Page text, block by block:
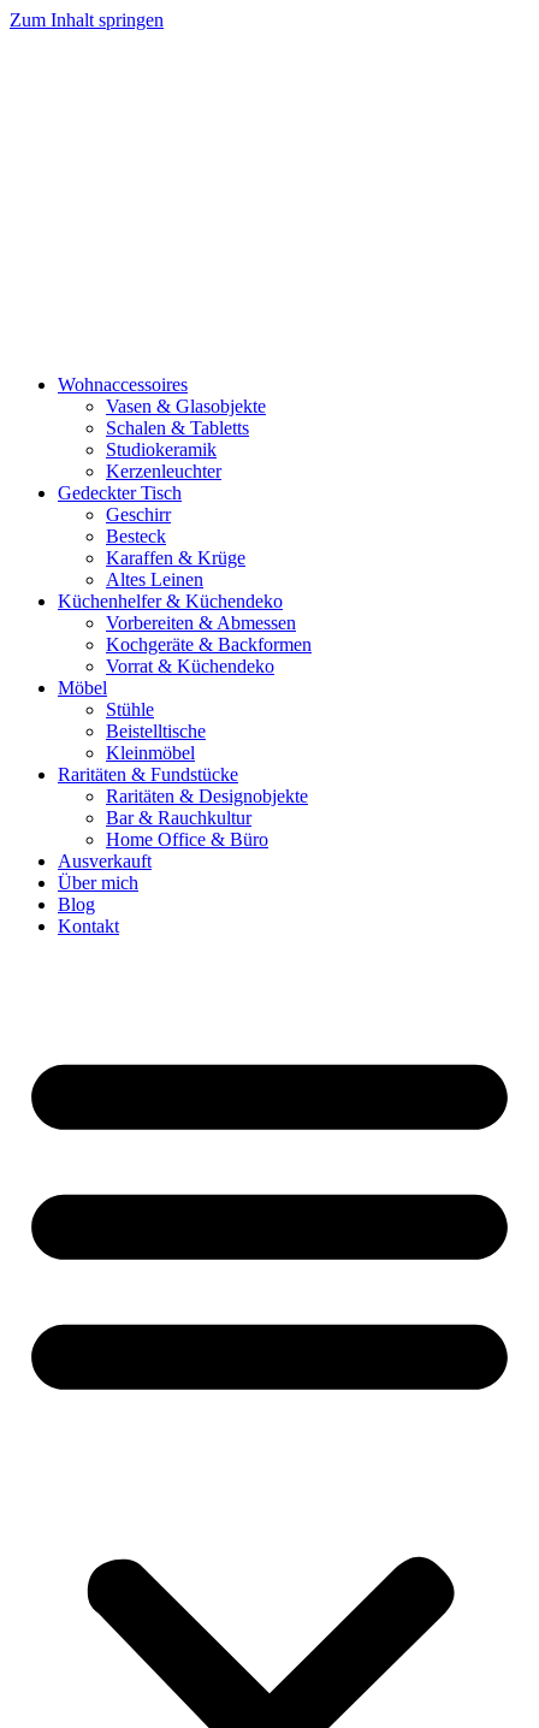
Zum Inhalt springen
Wohnaccessoires
Vasen & Glasobjekte
Schalen & Tabletts
Studiokeramik
Kerzenleuchter
Gedeckter Tisch
Geschirr
Besteck
Karaffen & Krüge
Altes Leinen
Küchenhelfer & Küchendeko
Vorbereiten & Abmessen
Kochgeräte & Backformen
Vorrat & Küchendeko
Möbel
Stühle
Beistelltische
Kleinmöbel
Raritäten & Fundstücke
Raritäten & Designobjekte
Bar & Rauchkultur
Home Office & Büro
Ausverkauft
Über mich
Blog
Kontakt